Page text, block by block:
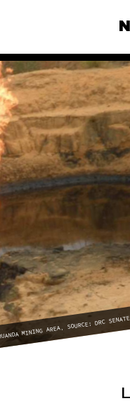
Nos
Total, rendez-
tribunal
Gaz « naturel
enfumage
Mode : une
violence
Nos autres
MINING AREA. SOURCE: DRC